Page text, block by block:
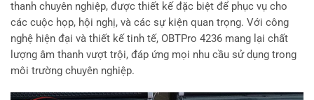
thanh chuyên nghiệp, được thiết kế đặc biệt để phục vụ cho
các cuộc họp, hội nghị, và các sự kiện quan trọng. Với công
nghệ hiện đại và thiết kế tinh tế, OBTPro 4236 mang lại chất
lượng âm thanh vượt trội, đáp ứng mọi nhu cầu sử dụng trong
môi trường chuyên nghiệp.